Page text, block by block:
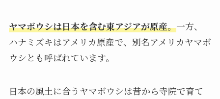
ヤマボウシは日本を含む東アジアが原産。一方、
ハナミズキはアメリカ原産で、別名アメリカヤマボ
ウシとも呼ばれています。
日本の風土に合うヤマボウシは昔から寺院で育て